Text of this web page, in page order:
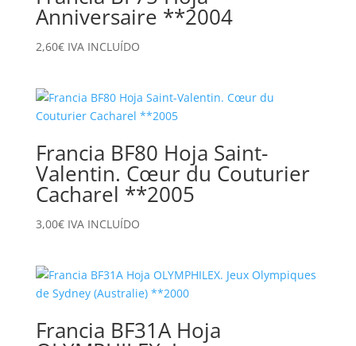
Anniversaire **2004
2,60€ IVA INCLUÍDO
Francia BF80 Hoja Saint-
Valentin. Cœur du Couturier
Cacharel **2005
3,00€ IVA INCLUÍDO
Francia BF31A Hoja